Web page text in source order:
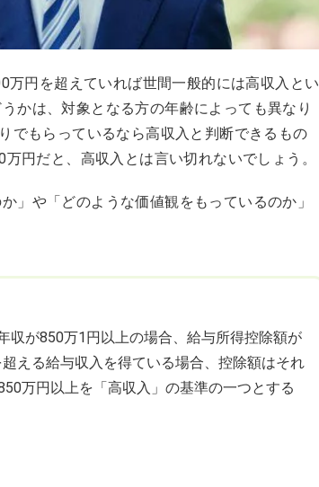
円を超えていれば世間一般的には高収入とい
かは、対象となる方の年齢によっても異なり
でもらっているなら高収入と判断できるもの
円だと、高収入とは言い切れないでしょう。
」や「どのような価値観をもっているのか」
収が850万1円以上の場合、給与所得控除額が
える給与収入を得ている場合、控除額はそれ
万円以上を「高収入」の基準の一つとする